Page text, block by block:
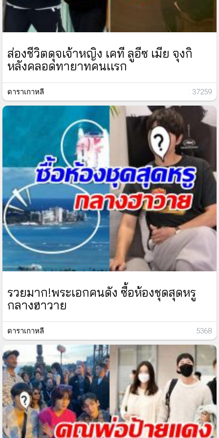
ส่องชีวิตดุจเจ้าหญิง เคที ลูอีซ เมีย จุงกิ
หลังคลอดทายาทคนเเรก
ดาราเกาหลี : 37259
รวยมาก!พระเอกคนดัง ซื้อห้องชุดสุดหรู
กลางฮาวาย
ดาราเกาหลี : 5368